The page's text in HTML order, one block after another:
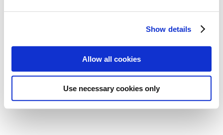
Show details
Allow all cookies
Use necessary cookies only